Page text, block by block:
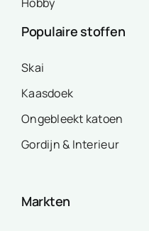
Populaire stoffen
Skai
Kaasdoek
Ongebleekt katoen
Gordijn & Interieur
Markten